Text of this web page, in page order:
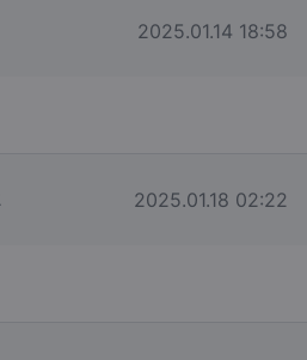
작성일
2025.01.14 18:58
작성일
2025.01.18 02:22